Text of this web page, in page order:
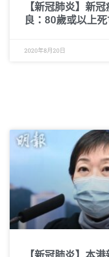
【新冠肺炎】新
良：80歲或以上
2020年8月20日